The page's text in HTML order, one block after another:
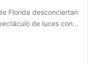
Florida desconciertan
de luces con…